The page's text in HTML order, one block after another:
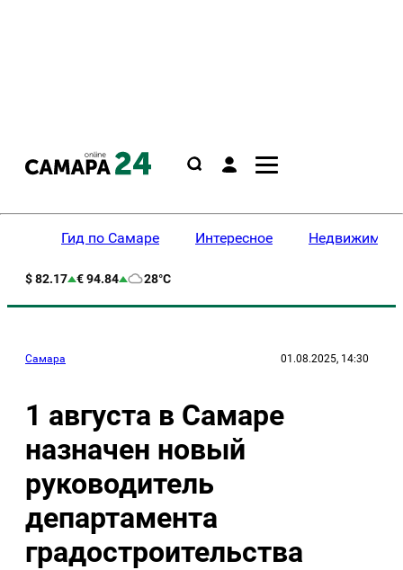
Гид по Самаре Интересное
$ 82.17 € 94.84 28°C
Самара 01.08.2025, 14:30
1 августа в Самаре
назначен новый
руководитель
департамента
градостроительства